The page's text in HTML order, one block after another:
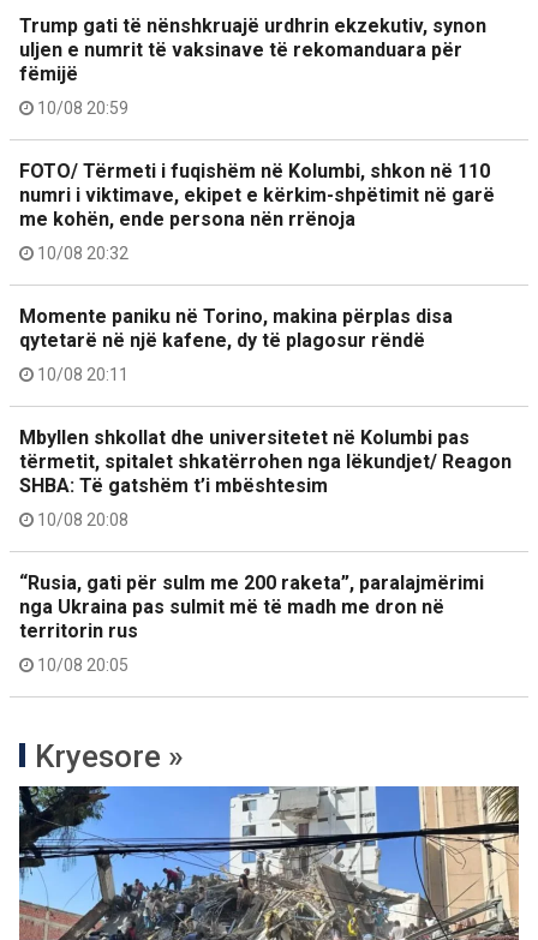
Trump gati të nënshkruajë urdhrin ekzekutiv, synon
uljen e numrit të vaksinave të rekomanduara për
fëmijë
10/08 20:59
FOTO/ Tërmeti i fuqishëm në Kolumbi, shkon në 110
numri i viktimave, ekipet e kërkim-shpëtimit në garë
me kohën, ende persona nën rrënoja
10/08 20:32
Momente paniku në Torino, makina përplas disa
qytetarë në një kafene, dy të plagosur rëndë
10/08 20:11
Mbyllen shkollat dhe universitetet në Kolumbi pas
tërmetit, spitalet shkatërrohen nga lëkundjet/ Reagon
SHBA: Të gatshëm t’i mbështesim
10/08 20:08
“Rusia, gati për sulm me 200 raketa”, paralajmërimi
nga Ukraina pas sulmit më të madh me dron në
territorin rus
10/08 20:05
Kryesore »